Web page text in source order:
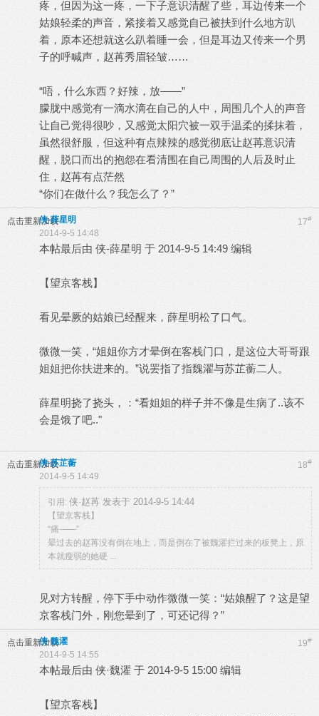
疼，但因为这一疼，一下子意识清醒了些，耳边传来一个
姑娘轻柔的声音，紧接着又感觉自己被扶到什么地方趴
着，原本还想就这么趴着睡一会，但是耳边又传来一个男
子的呼喊声，赵苒秀眉轻皱……
“唔，什么东西？好辣，放——”
朦胧中感觉有一滴水滴在自己的人中，周围几个人的声音
让自己觉得很吵，又感觉太阳穴被一双手温柔的揉抹着，
虽然很舒服，但这种有点辣辣的感觉彻底让赵苒意识清
醒，脱口而出的抱怨在看清围在自己周围的人后及时止
住，赵苒有点茫然
“你们在做什么？我怎么了？”
点击重新加载 17#
侠-薛星明
2014-9-5 14:48
本帖最后由 侠-薛星明 于 2014-9-5 14:49 编辑
【望京客栈】
看见晕厥的姑娘已经醒来，薛星明松了口气。
微微一笑，“姐姐你方才晕倒在客栈门口，是这位大哥哥跟
姐姐把你扶进来的。”说罢指了指魏濯与苏芷蘅二人。
薛星明挠了挠头，：“看姐姐的样子并不像是生病了..该不
会是饿了吧.."
点击重新加载 18#
侠-苏芷蘅
2014-9-5 14:49
引用: 侠·赵苒 发表于 2014-9-5 14:44
【望京客栈】
“痛——”
晕过去的赵苒没有倒在地上，而是倒在了被魏濯拦过来的板凳上，原
本就瘦弱的她硬 ...
见对方转醒，停下手中动作微微一笑：“姑娘醒了？这是望
京客栈门外，刚您晕到了，可还记得？”
点击重新加载 19#
侠·魏濯
2014-9-5 14:55
本帖最后由 侠·魏濯 于 2014-9-5 15:00 编辑
【望京客栈】